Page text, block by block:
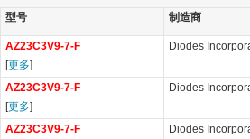
型号 制造商
AZ23C3V9-7-F
[更多]
Diodes
AZ23C3V9-7-F
[更多]
Diodes
AZ23C3V9-7-F
Diodes